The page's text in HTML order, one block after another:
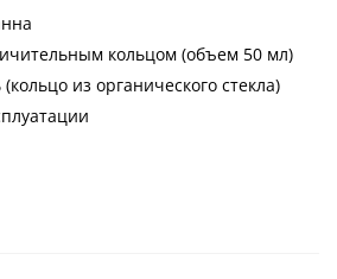
кольцом (объем 50 мл)
из органического стекла)